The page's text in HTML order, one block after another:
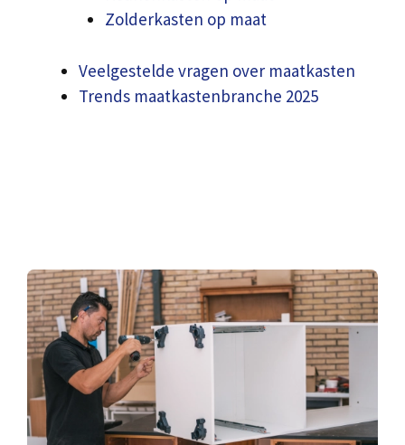
Zolderkasten op maat
Veelgestelde vragen over maatkasten
Trends maatkastenbranche 2025